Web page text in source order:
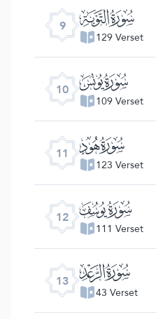
9 ﮕ
129 Verset
10 ﮖ
109 Verset
11 ﮗ
123 Verset
12 ﮘ
111 Verset
13 ﮙ
43 Verset